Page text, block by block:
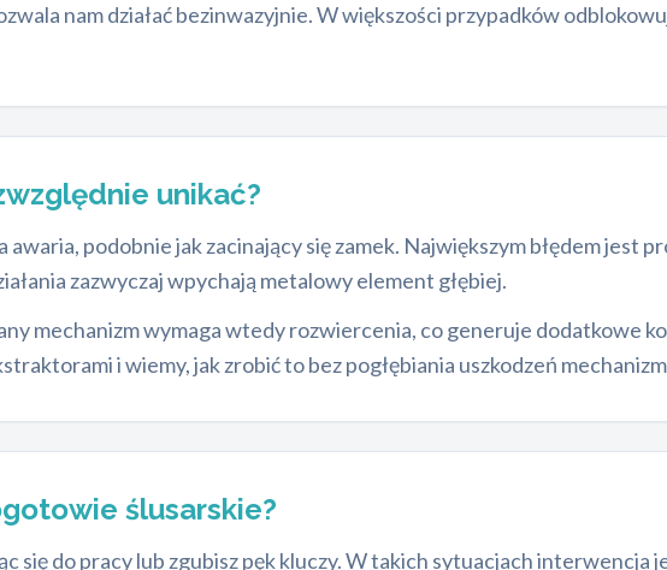
nam działać bezinwazyjnie. W większości przypadków
unikać?
podobnie jak zacinający się zamek. Największym błędem jest
zazwyczaj wpychają metalowy element głębiej.
mechanizm wymaga wtedy rozwiercenia, co generuje dodatkowe
i wiemy, jak zrobić to bez pogłębiania uszkodzeń
ślusarskie?
się do pracy lub zgubisz pęk kluczy. W takich sytuacjach interwencja